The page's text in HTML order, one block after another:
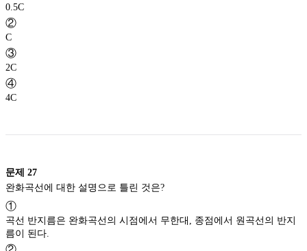
0.5C
②
C
③
2C
④
4C
문제 27
완화곡선에 대한 설명으로 틀린 것은?
①
곡선 반지름은 완화곡선의 시점에서 무한대, 종점에서 원곡선의 반지
름이 된다.